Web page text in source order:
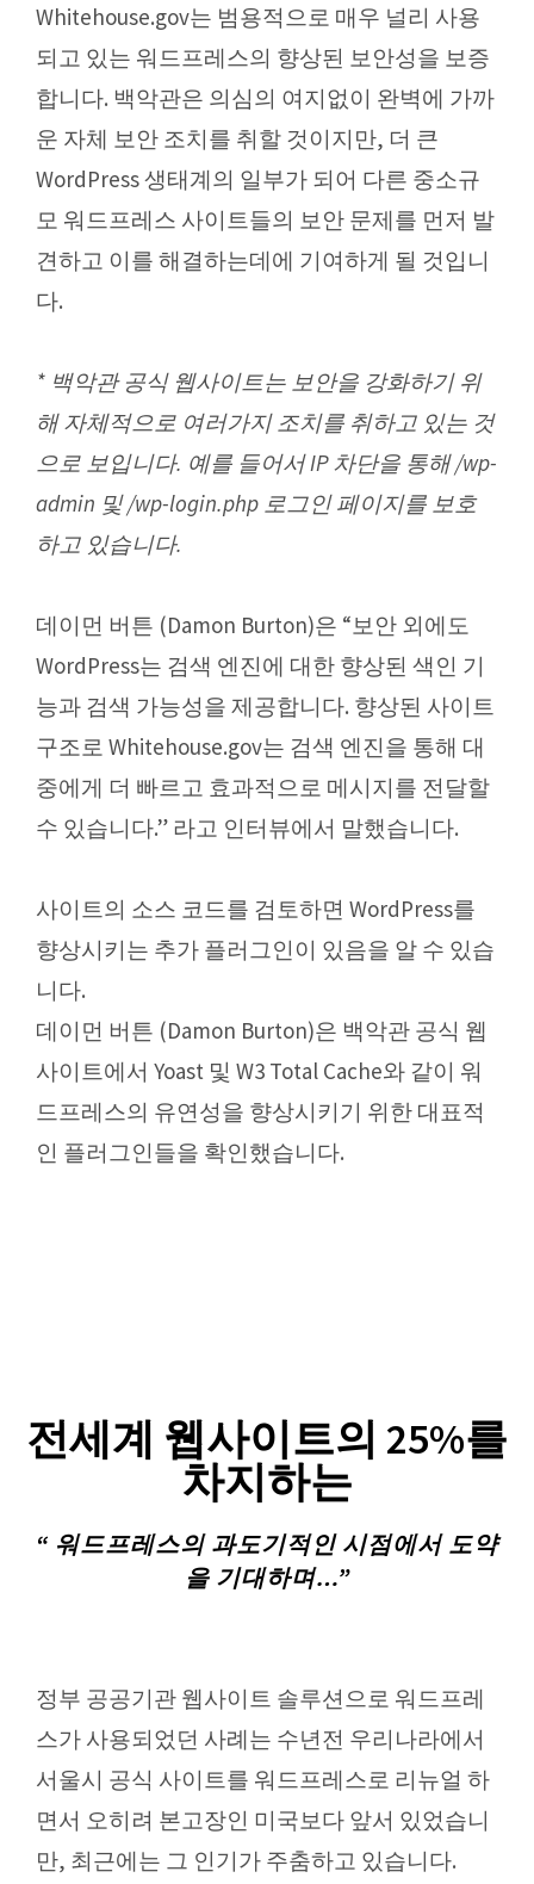
Whitehouse.gov는 범용적으로 매우 널리 사용
되고 있는 워드프레스의 향상된 보안성을 보증
합니다. 백악관은 의심의 여지없이 완벽에 가까
운 자체 보안 조치를 취할 것이지만, 더 큰
WordPress 생태계의 일부가 되어 다른 중소규
모 워드프레스 사이트들의 보안 문제를 먼저 발
견하고 이를 해결하는데에 기여하게 될 것입니
다.
* 백악관 공식 웹사이트는 보안을 강화하기 위
해 자체적으로 여러가지 조치를 취하고 있는 것
으로 보입니다. 예를 들어서 IP 차단을 통해 /wp-
admin 및 /wp-login.php 로그인 페이지를 보호
하고 있습니다.
데이먼 버튼 (Damon Burton)은 “보안 외에도
WordPress는 검색 엔진에 대한 향상된 색인 기
능과 검색 가능성을 제공합니다. 향상된 사이트
구조로 Whitehouse.gov는 검색 엔진을 통해 대
중에게 더 빠르고 효과적으로 메시지를 전달할
수 있습니다.” 라고 인터뷰에서 말했습니다.
사이트의 소스 코드를 검토하면 WordPress를
향상시키는 추가 플러그인이 있음을 알 수 있습
니다.
데이먼 버튼 (Damon Burton)은 백악관 공식 웹
사이트에서 Yoast 및 W3 Total Cache와 같이 워
드프레스의 유연성을 향상시키기 위한 대표적
인 플러그인들을 확인했습니다.
전세계 웹사이트의 25%를
차지하는
“ 워드프레스의 과도기적인 시점에서 도약
을 기대하며…”
정부 공공기관 웹사이트 솔루션으로 워드프레
스가 사용되었던 사례는 수년전 우리나라에서
서울시 공식 사이트를 워드프레스로 리뉴얼 하
면서 오히려 본고장인 미국보다 앞서 있었습니
만, 최근에는 그 인기가 주춤하고 있습니다.